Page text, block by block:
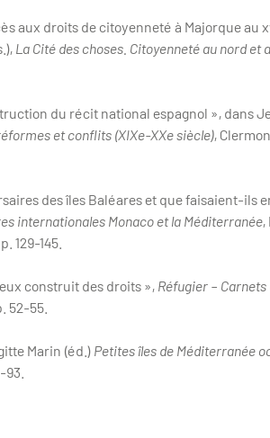
aux droits de citoyenneté à Majorque au
La Cité des choses. Citoyenneté au nord et
du récit national espagnol », dans
et conflits (XIXe-XXe siècle),
des îles Baléares et que faisaient-ils
internationales Monaco et la Méditerranée,
129-145.
construit des droits »,Réfugier – Carnets
52-55.
Marin (éd.) Petites îles de Méditerranée